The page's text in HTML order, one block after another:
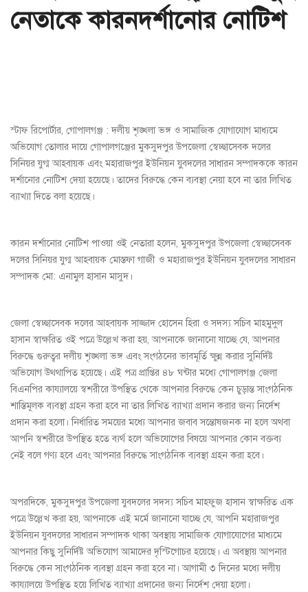
নেতাকে কারনদর্শানোর নোটিশ
স্টাফ রিপোর্টার, গোপালগঞ্জ : দলীয় শৃঙ্খলা ভঙ্গ ও সামাজিক যোগাযোগ মাধ্যমে
অভিযোগ তোলার দায়ে গোপালগঞ্জের মুকসুদপুর উপজেলা স্বেচ্ছাসেবক দলের
সিনিয়র যুগ্ম আহবায়ক এবং মহারাজপুর ইউনিয়ন যু্বদলের সাধারন সম্পাদককে কারন
দর্শানোর নোটিশ দেয়া হয়েছে। তাদের বিরুদ্ধে কেন ব্যবস্থা নেয়া হবে না তার লিখিত
ব্যাখ্যা দিতে বলা হয়েছে।
কারন দর্শানোর নোটিশ পাওয়া ওই নেতারা হলেন, মুকসুদপুর উপজেলা স্বেচ্ছাসেবক
দলের সিনিয়র যুগ্ম আহবায়ক মোস্তফা গাজী ও মহারাজপুর ইউনিয়ন যু্বদলের সাধারন
সম্পাদক মো: এনামুল হাসান মাসুদ।
জেলা স্বেচ্ছাসেবক দলের আহবায়ক সাজ্জাদ হোসেন হিরা ও সদস্য সচিব মাহমুদুল
হাসান স্বাক্ষরিত ওই পত্রে উল্লেখ করা হয়, আপনাকে জানানো যাচ্ছে যে, আপনার
বিরুদ্ধে গুরুত্বর দলীয় শৃঙ্খলা ভঙ্গ এবং সংগঠনের ভাবমূর্তি ক্ষুন্ন করার সুনির্দিষ্ট
অভিযোগ উথ্থাপিত হয়েছে। এই পত্র প্রাপ্তির ৪৮ ঘন্টার মধ্যে গোপালগঞ্জ জেলা
বিএনপির কায্যালয়ে স্বশরীরে উপস্থিত থেকে আপনার বিরুদ্ধে কেন চুড়ান্ত সাংগঠনিক
শাস্তিমূলক ব্যবস্থা গ্রহন করা হবে না তার লিখিত ব্যাখ্যা প্রদান করার জন্য নির্দেশ
প্রদান করা হলো। নির্ধারিত সময়ের মধ্যে আপনার জবাব সন্তোষজনক না হলে অথবা
আপনি স্বশরীরে উপস্থিত হতে ব্যর্থ হলে অভিযোগের বিষয়ে আপনার কোন বক্তব্য
নেই বলে গণ্য হবে এবং আপনার বিরুদ্ধে সাংগঠনিক ব্যবস্থা গ্রহন করা হবে।
অপরদিকে, মুকসুদপুর উপজেলা যুবদলের সদস্য সচিব মাহফুজ হাসান স্বাক্ষরিত এক
পত্রে উল্লেখ করা হয়, আপনাকে এই মর্মে জানানো যাচ্ছে যে, আপনি মহারাজপুর
ইউনিয়ন যুবদলের সাধারন সম্পাদক থাকা অবস্থায় সামাজিক যোগাযোগের মাধ্যমে
আপনার কিছু সুনির্দিষ্ট অভিযোগ আমাদের দৃস্টিগোচর হয়েছে। এ অবস্থায় আপনার
বিরুদ্ধে কেন সাংগঠনিক ব্যবস্থা গ্রহন করা হবে না। আগামী ৩ দিনের মধ্যে দলীয়
কায্যালয়ে উপস্থিত হয়ে লিখিত ব্যাখ্যা প্রদানের জন্য নির্দেশ দেয়া হলো।